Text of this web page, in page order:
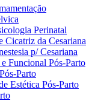
Perinatal
Cicatriz da Cesariana
p/ Cesariana
Funcional Pós-Parto
Parto
Estética Pós-Parto